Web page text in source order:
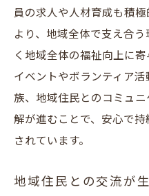
地域密着型通所
求人情報を効率
未経験者が応募
面接でアピール
求人サイトや地
安城市で働くた
祉向上への貢献
員の求人や人材育成も積
より、地域全体で支え合
く地域全体の福祉向上に
イベントやボランティア
族、地域住民とのコミュ
解が進むことで、安心で
されています。
地域住民との交流が